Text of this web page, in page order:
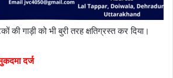
की गाड़ी को भी बुरी तरह क्षतिग्रस्त कर दिया।
दर्ज